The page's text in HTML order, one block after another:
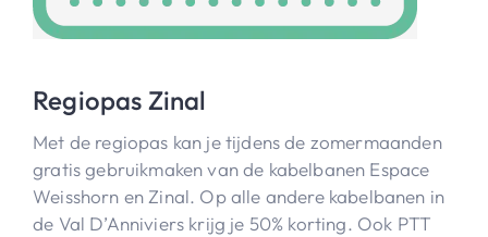
Regiopas Zinal
Met de regiopas kan je tijdens de zomermaanden
gratis gebruikmaken van de kabelbanen Espace
Weisshorn en Zinal. Op alle andere kabelbanen in
de Val D’Anniviers krijg je 50% korting. Ook PTT